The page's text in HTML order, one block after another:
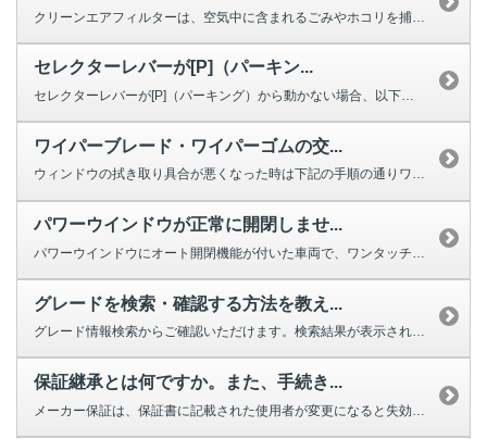
セレクターレバーが[P]（パーキン...
セレクターレバーが[P]（パーキング）から動かない場合、以下を確認してくだ...
ワイパーブレード・ワイパーゴムの交...
ウィンドウの拭き取り具合が悪くなった時は下記の手順の通りワイパーの交換をし...
パワーウインドウが正常に開閉しませ...
パワーウインドウにオート開閉機能が付いた車両で、ワンタッチで完全に閉じ...
グレードを検索・確認する方法を教え...
グレード情報検索からご確認いただけます。検索結果が表示されない場合は、お手...
保証継承とは何ですか。また、手続き...